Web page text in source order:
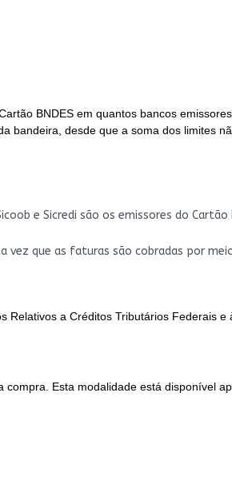
BNDES em quantos bancos
bandeira, desde que a soma dos limites
e Sicredi são os emissores do Cartão
vez que as faturas são cobradas por
a Créditos Tributários Federais e
Esta modalidade está disponível